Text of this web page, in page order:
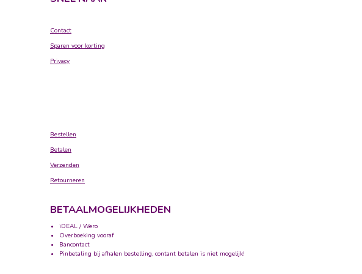
Contact
Sparen voor korting
Privacy
Bestellen
Betalen
Verzenden
Retourneren
BETAALMOGELIJKHEDEN
iDEAL / Wero
Overboeking vooraf
Bancontact
Pinbetaling bij afhalen bestelling, contant betalen is niet mogelijk!